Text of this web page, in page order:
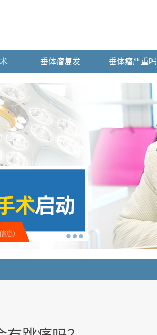
垂体瘤复发 垂体瘤严重吗